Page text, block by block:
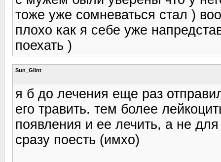
тоже уже сомневаться стал )
плохо как я себе уже
поехать )
Sun_Glint
я б до лечения еще раз
его травить. тем более
появления и ее лечить, а не
сразу поесть (имхо)